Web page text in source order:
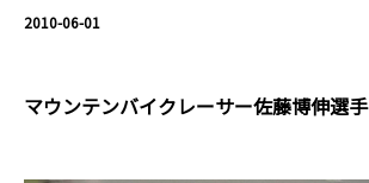
2010-06-01
マウンテンバイクレーサー佐藤博伸選手